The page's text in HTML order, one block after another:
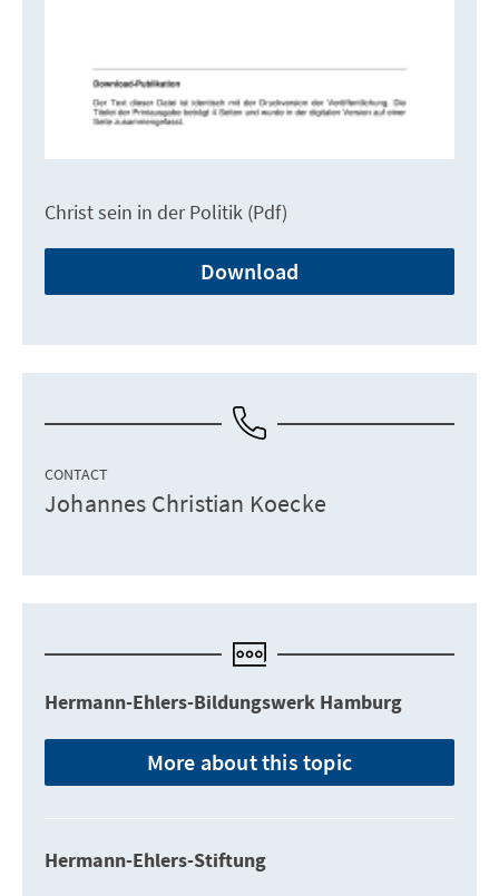
Christ sein in der Politik (Pdf)
Download
CONTACT
Johannes Christian Koecke
Hermann-Ehlers-Bildungswerk Hamburg
More about this topic
Hermann-Ehlers-Stiftung